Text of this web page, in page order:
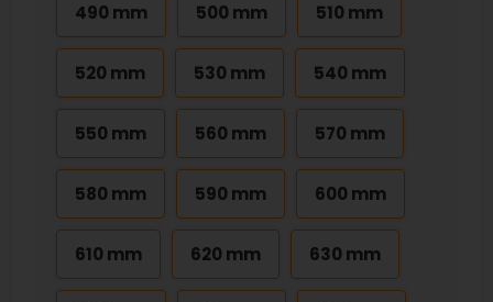
490 mm 500 mm 510 mm
520 mm 530 mm 540 mm
550 mm 560 mm 570 mm
580 mm 590 mm 600 mm
610 mm 620 mm 630 mm